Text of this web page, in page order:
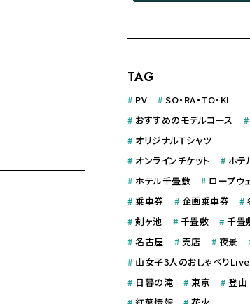
TAG
# PV # SO・RA・TO・KI
# おすすめのモデルコース #
# オリジナルＴシャツ
# オンラインチケット # ホテ
# ホテル千畳敷 # ロープウ
# 乗車券 # 企画乗車券 #
# 剣ヶ池 # 千畳敷 # 千畳
# 名古屋 # 売店 # 夜景
# 山女子3人のおしゃべりLive
# 日暮の滝 # 東京 # 登山